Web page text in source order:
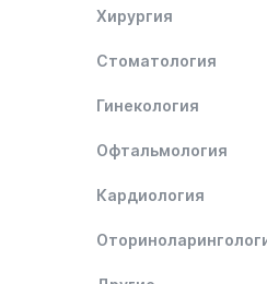
Хирургия
Стоматология
Гинекология
Офтальмология
Кардиология